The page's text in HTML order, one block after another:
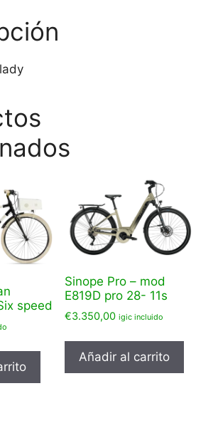
speed
Sinope Pro – mod
E819D pro 28- 11s
€3.350,00 igic incluido
Añadir al carrito